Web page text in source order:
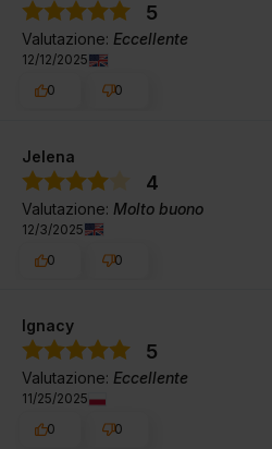
5
Valutazione: Eccellente
12/12/2025
0
0
Jelena
4
Valutazione: Molto buono
12/3/2025
0
0
Ignacy
5
Valutazione: Eccellente
11/25/2025
0
0